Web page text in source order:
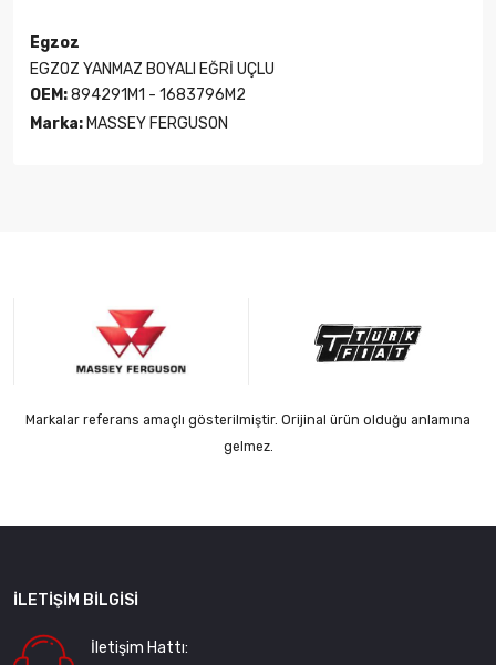
Egzoz
EGZOZ YANMAZ BOYALI EĞRİ UÇLU
OEM:894291M1 - 1683796M2
Marka: MASSEY FERGUSON
Markalar referans amaçlı gösterilmiştir. Orijinal ürün olduğu anlamına
gelmez.
İLETIŞIM BILGISI
İletişim Hattı: